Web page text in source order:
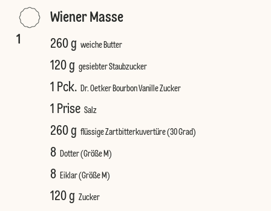
1
Wiener Masse
260 g weiche Butter
120 g gesiebter Staubzucker
1 Pck. Dr. Oetker Bourbon Vanille Zucker
1 Prise Salz
260 g flüssige Zartbitterkuvertüre (30 Grad)
8 Dotter (Größe M)
8 Eiklar (Größe M)
120 g Zucker